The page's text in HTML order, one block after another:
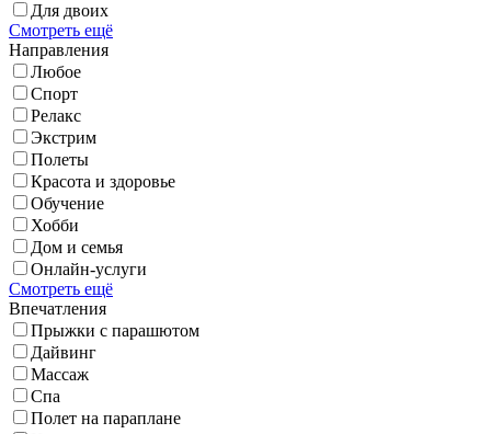
Для двоих
Смотреть ещё
Направления
Любое
Спорт
Релакс
Экстрим
Полеты
Красота и здоровье
Обучение
Хобби
Дом и семья
Онлайн-услуги
Смотреть ещё
Впечатления
Прыжки с парашютом
Дайвинг
Массаж
Спа
Полет на параплане